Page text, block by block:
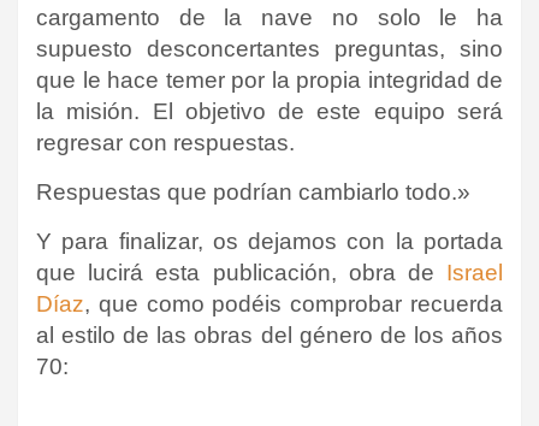
cargamento de la nave no solo le ha
supuesto desconcertantes preguntas, sino
que le hace temer por la propia integridad de
la misión. El objetivo de este equipo será
regresar con respuestas.
Respuestas que podrían cambiarlo todo.»
Y para finalizar, os dejamos con la portada
que lucirá esta publicación, obra de Israel
Díaz, que como podéis comprobar recuerda
al estilo de las obras del género de los años
70: